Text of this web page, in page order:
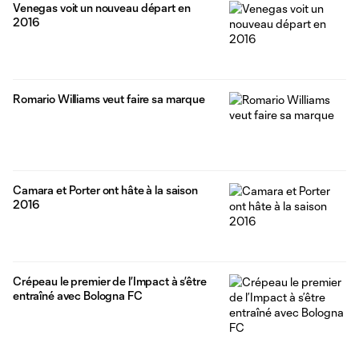
Sports.
Venegas voit un nouveau départ en
2016
Romario Williams veut faire sa marque
Camara et Porter ont hâte à la saison
2016
Crépeau le premier de l’Impact à s’être
entraîné avec Bologna FC